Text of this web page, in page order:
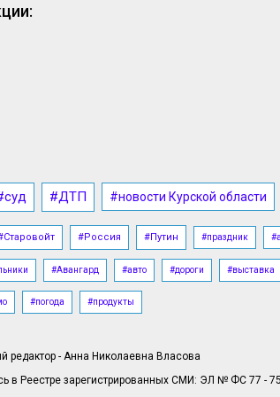
#ДТП #новости Курской области
#Россия #Путин #праздник
#Авангард #авто #дороги #выставка
#погода #продукты
редактор - Анна Николаевна Власова
в Реестре зарегистрированных СМИ: ЭЛ № ФС 77 -